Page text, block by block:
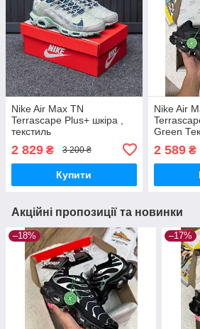
Nike Air Max TN
Terrascape Plus+ шкіра ,
текстиль
2 829 ₴ 3 200 ₴
Купити
Nike Air
Green
2 589₴
Акційні пропозиції та новинки
–18% –17%